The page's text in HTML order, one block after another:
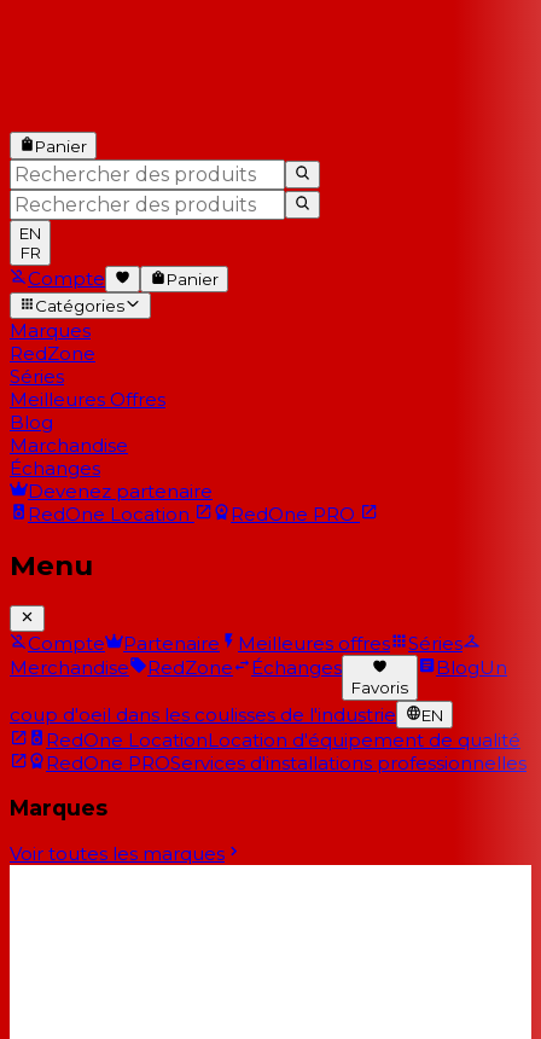
Panier
EN
FR
Compte
Panier
Catégories
Marques
RedZone
Séries
Meilleures Offres
Blog
Marchandise
Échanges
Devenez partenaire
RedOne Location RedOne PRO
Menu
Compte Partenaire Meilleures offres
Séries
Merchandise
RedZone Échanges
Favoris
BlogUn
coup d'oeil dans les coulisses de l'industrie EN
RedOne LocationLocation d'équipement de qualité
RedOne PROServices d'installations professionnelles
Marques
Voir toutes les marques